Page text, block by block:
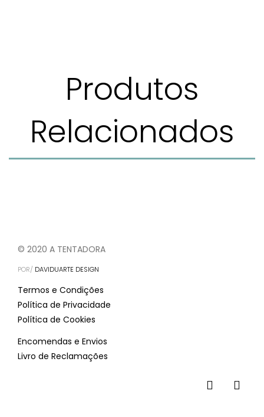
Produtos
Relacionados
© 2020 A TENTADORA
POR/ DAVIDUARTE DESIGN
Termos e Condições
Política de Privacidade
Política de Cookies
Encomendas e Envios
Livro de Reclamações